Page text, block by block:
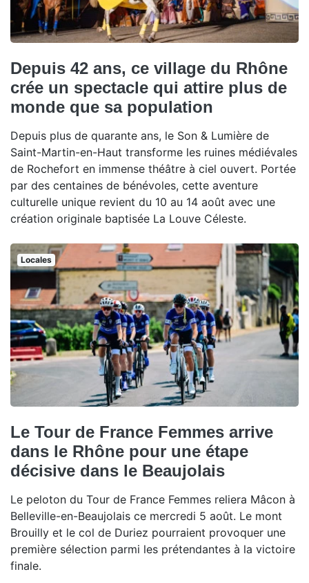
Depuis 42 ans, ce village du Rhône
crée un spectacle qui attire plus de
monde que sa population
Depuis plus de quarante ans, le Son & Lumière de
Saint-Martin-en-Haut transforme les ruines médiévales
de Rochefort en immense théâtre à ciel ouvert. Portée
par des centaines de bénévoles, cette aventure
culturelle unique revient du 10 au 14 août avec une
création originale baptisée La Louve Céleste.
Locales
Le Tour de France Femmes arrive
dans le Rhône pour une étape
décisive dans le Beaujolais
Le peloton du Tour de France Femmes reliera Mâcon à
Belleville-en-Beaujolais ce mercredi 5 août. Le mont
Brouilly et le col de Duriez pourraient provoquer une
première sélection parmi les prétendantes à la victoire
finale.